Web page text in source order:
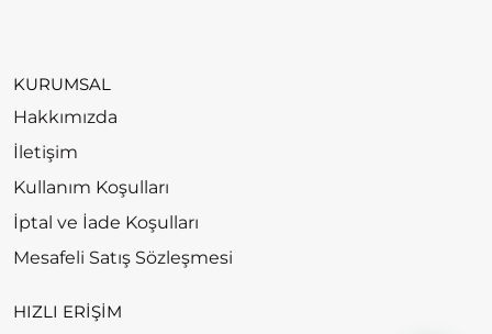
KURUMSAL
Hakkımızda
İletişim
Kullanım Koşulları
İptal ve İade Koşulları
Mesafeli Satış Sözleşmesi
HIZLI ERİŞİM